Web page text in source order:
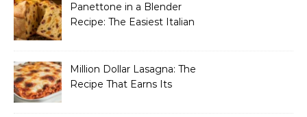
Panettone in a Blender
Recipe: The Easiest Italian
Million Dollar Lasagna: The
Recipe That Earns Its